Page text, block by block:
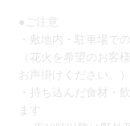
●ご注意
・敷地内・駐車場で
（花火を希望のお客
お声掛けください。）
・持ち込んだ食材・
ます